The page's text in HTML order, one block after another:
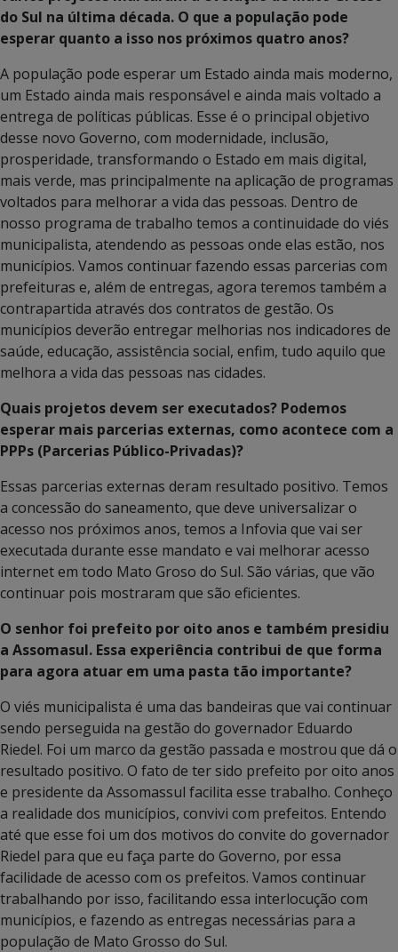
do Sul na última década. O que a população pode
esperar quanto a isso nos próximos quatro anos?
A população pode esperar um Estado ainda mais moderno,
um Estado ainda mais responsável e ainda mais voltado a
entrega de políticas públicas. Esse é o principal objetivo
desse novo Governo, com modernidade, inclusão,
prosperidade, transformando o Estado em mais digital,
mais verde, mas principalmente na aplicação de programas
voltados para melhorar a vida das pessoas. Dentro de
nosso programa de trabalho temos a continuidade do viés
municipalista, atendendo as pessoas onde elas estão, nos
municípios. Vamos continuar fazendo essas parcerias com
prefeituras e, além de entregas, agora teremos também a
contrapartida através dos contratos de gestão. Os
municípios deverão entregar melhorias nos indicadores de
saúde, educação, assistência social, enfim, tudo aquilo que
melhora a vida das pessoas nas cidades.
Quais projetos devem ser executados? Podemos
esperar mais parcerias externas, como acontece com a
PPPs (Parcerias Público-Privadas)?
Essas parcerias externas deram resultado positivo. Temos
a concessão do saneamento, que deve universalizar o
acesso nos próximos anos, temos a Infovia que vai ser
executada durante esse mandato e vai melhorar acesso
internet em todo Mato Groso do Sul. São várias, que vão
continuar pois mostraram que são eficientes.
O senhor foi prefeito por oito anos e também presidiu
a Assomasul. Essa experiência contribui de que forma
para agora atuar em uma pasta tão importante?
O viés municipalista é uma das bandeiras que vai continuar
sendo perseguida na gestão do governador Eduardo
Riedel. Foi um marco da gestão passada e mostrou que dá o
resultado positivo. O fato de ter sido prefeito por oito anos
e presidente da Assomassul facilita esse trabalho. Conheço
a realidade dos municípios, convivi com prefeitos. Entendo
até que esse foi um dos motivos do convite do governador
Riedel para que eu faça parte do Governo, por essa
facilidade de acesso com os prefeitos. Vamos continuar
trabalhando por isso, facilitando essa interlocução com
municípios, e fazendo as entregas necessárias para a
população de Mato Grosso do Sul.